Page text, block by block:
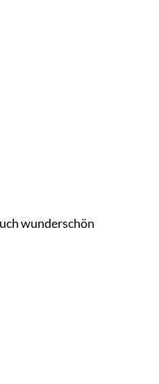
wunderschön